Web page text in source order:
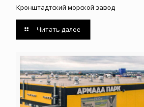
Кронштадтский морской завод
Читать далее